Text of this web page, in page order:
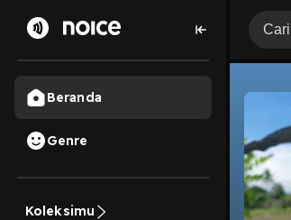
Beranda
Genre
Koleksimu